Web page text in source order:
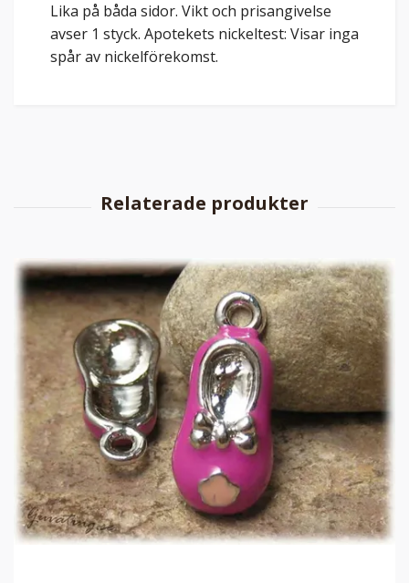
Lika på båda sidor. Vikt och prisangivelse
avser 1 styck. Apotekets nickeltest: Visar inga
spår av nickelförekomst.